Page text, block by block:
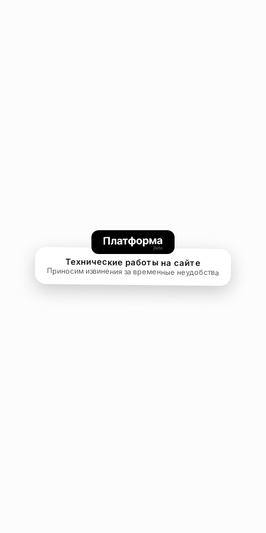
Технические работы на сайте
Приносим извинения за временные неудобства